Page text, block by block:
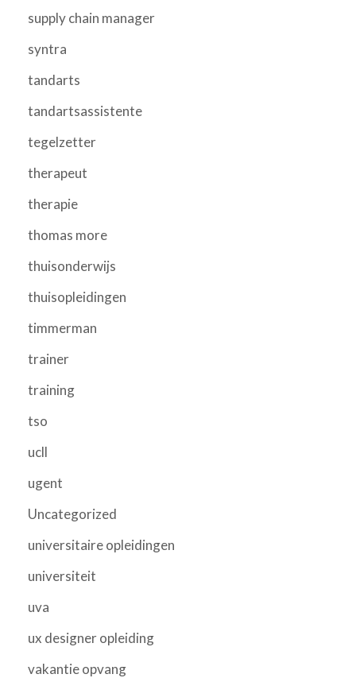
supply chain manager
syntra
tandarts
tandartsassistente
tegelzetter
therapeut
therapie
thomas more
thuisonderwijs
thuisopleidingen
timmerman
trainer
training
tso
ucll
ugent
Uncategorized
universitaire opleidingen
universiteit
uva
ux designer opleiding
vakantie opvang